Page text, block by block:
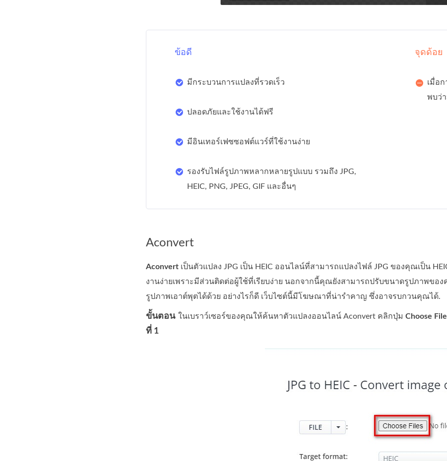
ข้อดี
มีกระบวนการแปลงที่รวดเร็ว
ปลอดภัยและใช้งานได้ฟรี
มีอินเทอร์เฟซซอฟต์แวร์ที่ใช้งานง่าย
รองรับไฟล์รูปภาพหลากหลายรูปแบบ รวมถึง JPG,
HEIC, PNG, JPEG, GIF และอื่นๆ
จุดด้อย
เมื่อ
พบว่
Aconvert
Aconvert เป็นตัวแปลง JPG เป็น HEIC ออนไลน์ที่สามารถแปลงไฟล์ JPG ของคุณเป็น
งานง่ายเพราะมีส่วนติดต่อผู้ใช้ที่เรียบง่าย นอกจากนี้คุณยังสามารถปรับขนาดรูปภาพข
รูปภาพเอาต์พุตได้ด้วย อย่างไรก็ดี เว็บไซต์นี้มีโฆษณาที่น่ารำคาญ ซึ่งอาจรบกวนคุณได้.
ขั้นตอน
ที่ 1
ในเบราว์เซอร์ของคุณให้ค้นหาตัวแปลงออนไลน์ Aconvert คลิกปุ่ม Choose